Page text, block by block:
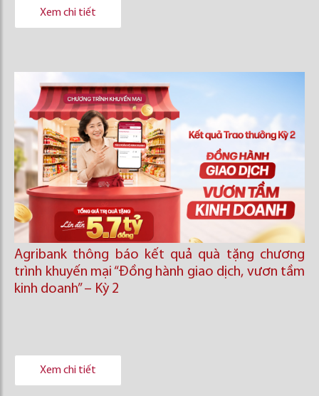
Xem chi tiết
Agribank thông báo kết quả quà tặng chương
trình khuyến mại “Đồng hành giao dịch, vươn tầm
kinh doanh’’ – Kỳ 2
Xem chi tiết